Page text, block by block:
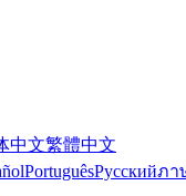
中文繁體中文
PortuguêsРусскийภา